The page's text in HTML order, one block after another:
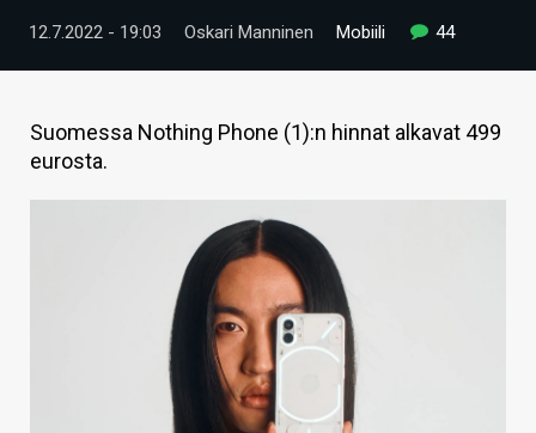
VIDEOT
TECHBBS
TIETOA
HINTA.FI
12.7.2022 - 19:03 Oskari Manninen Mobiili 44
Suomessa Nothing Phone (1):n hinnat alkavat 499
eurosta.